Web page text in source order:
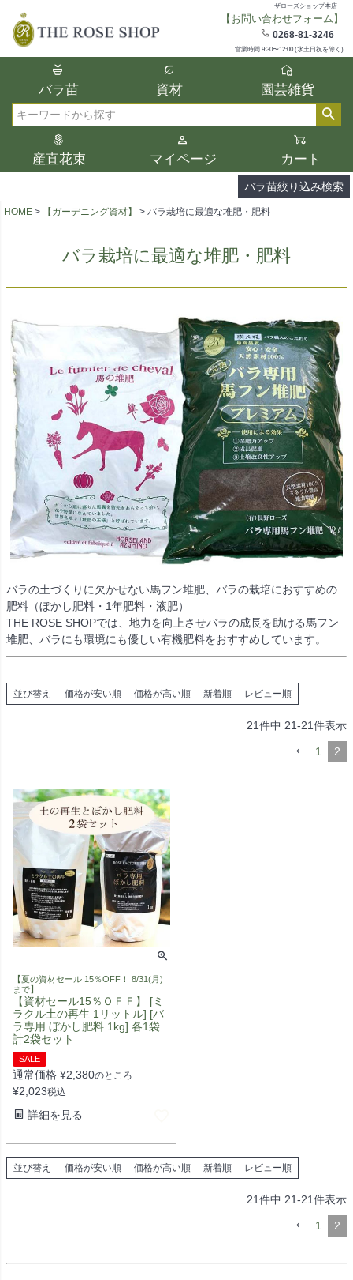
ザローズショップ本店
【お問い合わせフォーム】
0268-81-3246
営業時間 9:30〜12:00 (水土日祝を除く)
バラ苗 資材 園芸雑貨
産直花束 マイページ カート
バラ苗絞り込み検索
在庫
在庫ありのみ表示
検索
複数の条件を選択して絞り込み検索が可能
選択した項目全てに該当する品種のみ検索
結果に表示されます。
タイプ、カラー、ブランドなどは1つずつ選
択してください。
HOME 【ガーデニング資材】 バラ栽培に最適な堆肥・肥料
バラ栽培に最適な堆肥・肥料
バラの土づくりに欠かせない馬フン堆肥、バラの栽培におすすめの
肥料（ぼかし肥料・1年肥料・液肥）
THE ROSE SHOPでは、地力を向上させバラの成長を助ける馬フン
堆肥、バラにも環境にも優しい有機肥料をおすすめしています。
並び替え 価格が安い順 価格が高い順 新着順 レビュー順
21件中 21-21件表示
1 2
【夏の資材セール 15％OFF！ 8/31(月)
まで】
【資材セール15％ＯＦＦ】 [ミ
ラクル土の再生 1リットル] [バ
ラ専用 ぼかし肥料 1kg] 各1袋
計2袋セット
SALE
通常価格 ¥2,380のところ
¥2,023税込
詳細を見る
並び替え 価格が安い順 価格が高い順 新着順 レビュー順
21件中 21-21件表示
1 2